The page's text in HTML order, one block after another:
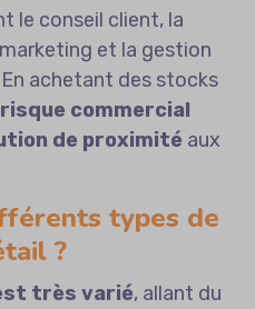
le conseil client, la
et la gestion
achetant des stocks
commercial
de proximité aux
types de
?
très varié, allant du